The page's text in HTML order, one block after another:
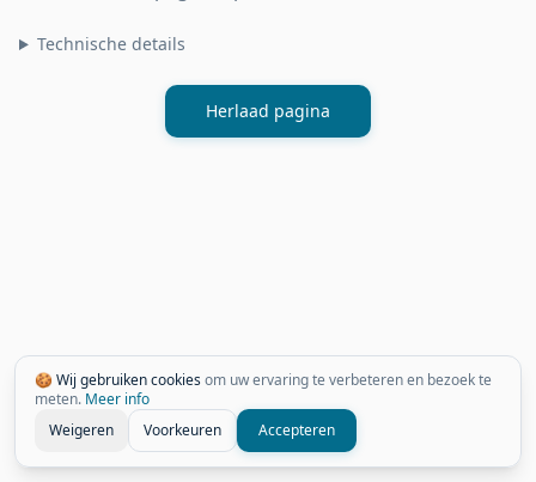
🍪 Wij gebruiken cookiesom uw ervaring te verbeteren en bezoek te
meten. Meer info
Weigeren
Voorkeuren Accepteren
Technische details
Herlaad pagina